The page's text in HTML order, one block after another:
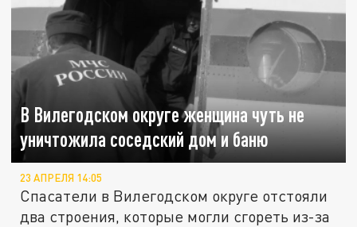
В Вилегодском округе женщина чуть не
уничтожила соседский дом и баню
23 АПРЕЛЯ 14:05
Спасатели в Вилегодском округе отстояли
два строения, которые могли сгореть из-за